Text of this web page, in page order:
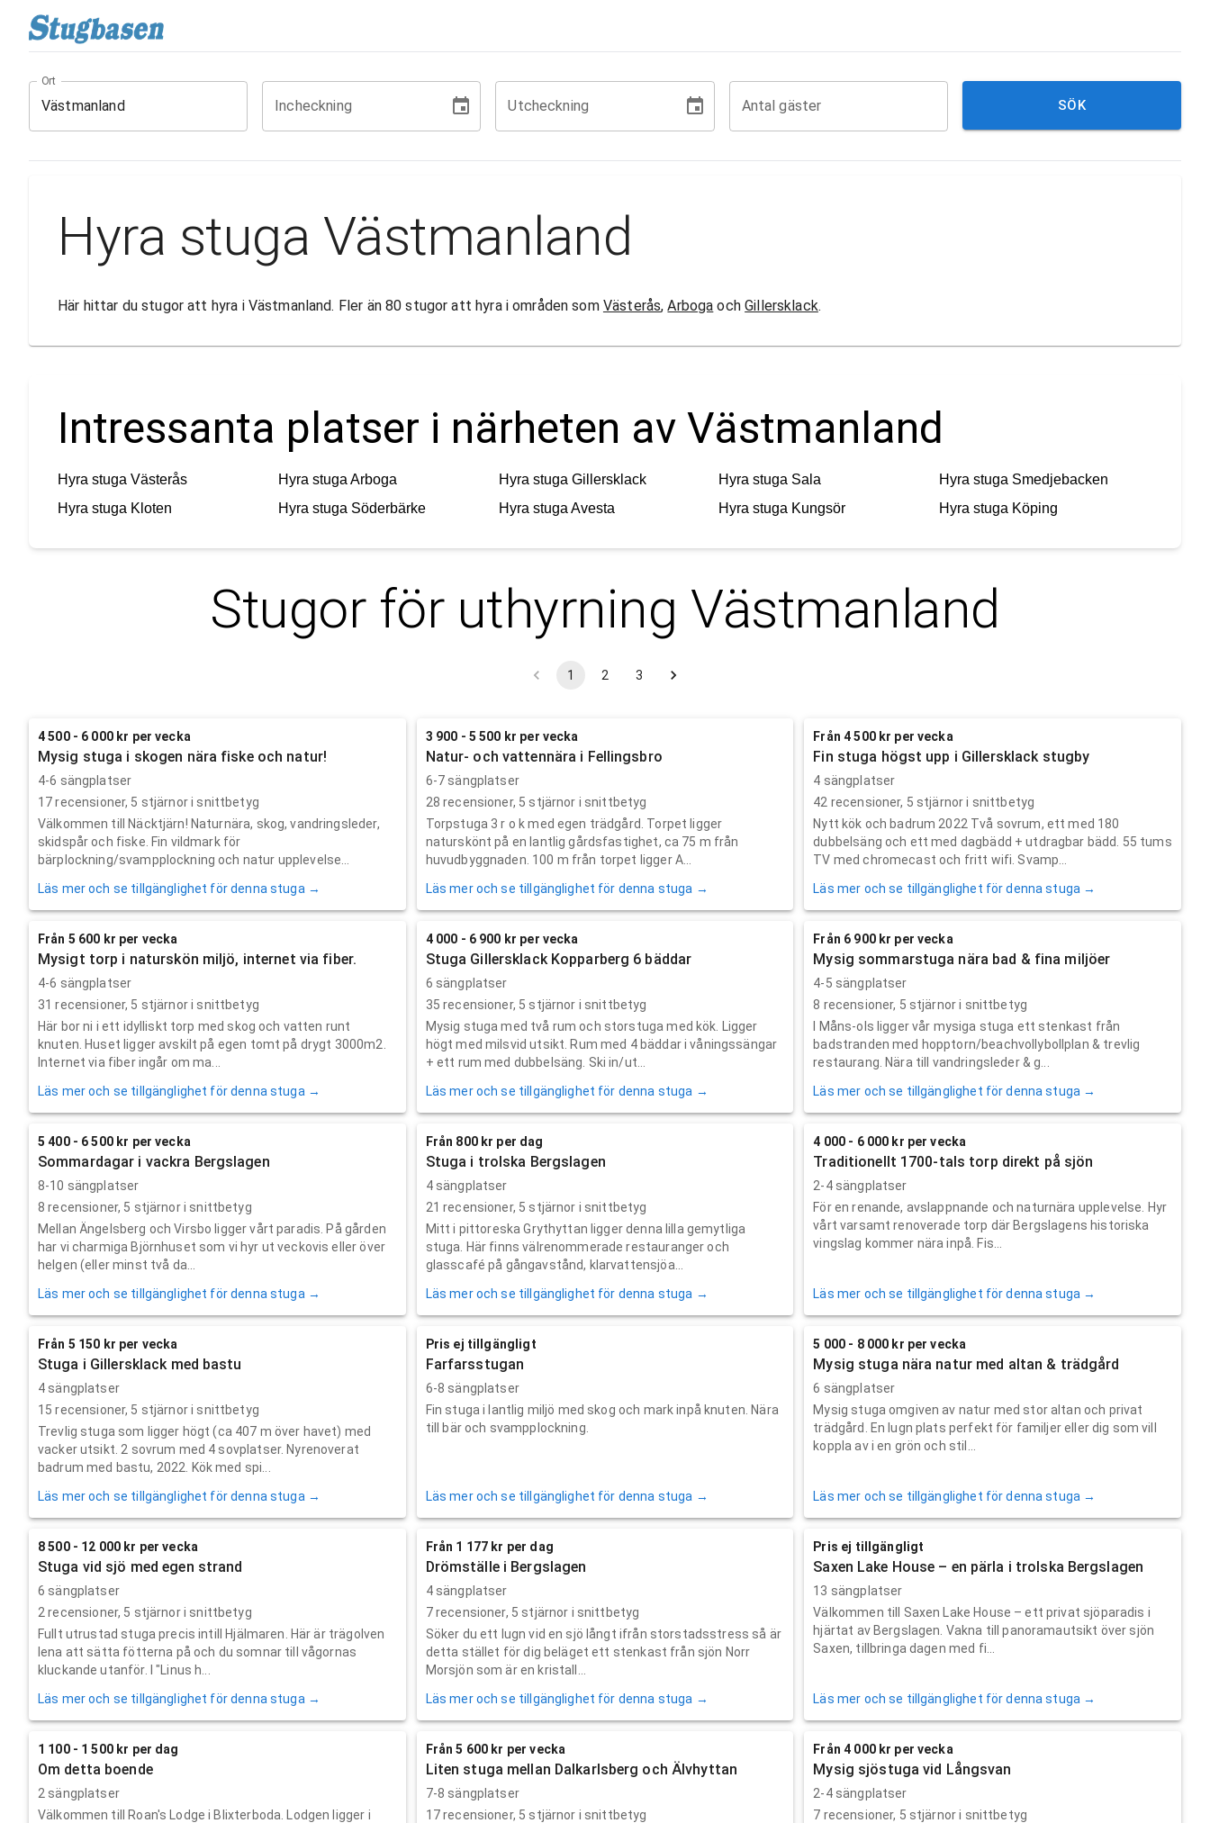
Ort
Incheckning Utcheckning Antal gäster SÖK
Hyra stuga Västmanland
Här hittar du stugor att hyra i Västmanland. Fler än 80 stugor att hyra i områden som Västerås,Arboga ochGillersklack.
Intressanta platser i närheten av Västmanland
Hyra stuga Västerås Hyra stuga Arboga Hyra stuga Gillersklack Hyra stuga Sala Hyra stuga Smedjebacken
Hyra stuga Kloten Hyra stuga Söderbärke Hyra stuga Avesta Hyra stuga Kungsör Hyra stuga Köping
Stugor för uthyrning Västmanland
1 2 3
4 500 - 6 000 kr per vecka
Mysig stuga i skogen nära fiske och natur!
4-6 sängplatser
17recensioner, 5 stjärnor i snittbetyg
Välkommen till Näcktjärn! Naturnära, skog, vandringsleder,
skidspår och fiske. Fin vildmark för
bärplockning/svampplockning och natur upplevelse...
Läs mer och se tillgänglighet för denna stuga →
3 900 - 5 500 kr per vecka
Natur- och vattennära i Fellingsbro
6-7 sängplatser
28 recensioner, 5 stjärnor i snittbetyg
Torpstuga 3 r o k med egen trädgård. Torpet ligger
naturskönt på en lantlig gårdsfastighet, ca 75 m från
huvudbyggnaden. 100 m från torpet ligger A...
Läs mer och se tillgänglighet för denna stuga →
Från 4 500 kr per vecka
Fin stuga högst upp i Gillersklack stugby
4 sängplatser
42 recensioner, 5 stjärnor i snittbetyg
Nytt kök och badrum 2022 Två sovrum, ett med 180
dubbelsäng och ett med dagbädd + utdragbar bädd. 55 tums
TV med chromecast och fritt wifi. Svamp...
Läs mer och se tillgänglighet för denna stuga →
Från 5 600 kr per vecka
Mysigt torp i naturskön miljö, internet via fiber.
4-6 sängplatser
31 recensioner, 5 stjärnor i snittbetyg
Här bor ni i ett idylliskt torp med skog och vatten runt
knuten. Huset ligger avskilt på egen tomt på drygt 3000m2.
Internet via fiber ingår om ma...
Läs mer och se tillgänglighet för denna stuga →
4 000 - 6 900 kr per vecka
Stuga Gillersklack Kopparberg 6 bäddar
6 sängplatser
35 recensioner, 5 stjärnor i snittbetyg
Mysig stuga med två rum och storstuga med kök. Ligger
högt med milsvid utsikt. Rum med 4 bäddar i våningssängar
+ ett rum med dubbelsäng. Ski in/ut...
Läs mer och se tillgänglighet för denna stuga →
Från 6 900 kr per vecka
Mysig sommarstuga nära bad & fina miljöer
4-5 sängplatser
8 recensioner, 5 stjärnor i snittbetyg
I Måns-ols ligger vår mysiga stuga ett stenkast från
badstranden med hopptorn/beachvollybollplan & trevlig
restaurang. Nära till vandringsleder & g...
Läs mer och se tillgänglighet för denna stuga →
5 400 - 6 500 kr per vecka
Sommardagar i vackra Bergslagen
8-10 sängplatser
8 recensioner, 5 stjärnor i snittbetyg
Mellan Ängelsberg och Virsbo ligger vårt paradis. På gården
har vi charmiga Björnhuset som vi hyr ut veckovis eller över
helgen (eller minst två da...
Läs mer och se tillgänglighet för denna stuga →
Från 800 kr per dag
Stuga i trolska Bergslagen
4 sängplatser
21 recensioner, 5 stjärnor i snittbetyg
Mitt i pittoreska Grythyttan ligger denna lilla gemytliga
stuga. Här finns välrenommerade restauranger och
glasscafé på gångavstånd, klarvattensjöa...
Läs mer och se tillgänglighet för denna stuga →
4 000 - 6 000 kr per vecka
Traditionellt 1700-tals torp direkt på sjön
2-4 sängplatser
För en renande, avslappnande och naturnära upplevelse. Hyr
vårt varsamt renoverade torp där Bergslagens historiska
vingslag kommer nära inpå. Fis...
Läs mer och se tillgänglighet för denna stuga →
Från 5 150 kr per vecka
Stuga i Gillersklack med bastu
4 sängplatser
15 recensioner, 5 stjärnor i snittbetyg
Trevlig stuga som ligger högt (ca 407 m över havet) med
vacker utsikt. 2 sovrum med 4 sovplatser. Nyrenoverat
badrum med bastu, 2022. Kök med spi...
Läs mer och se tillgänglighet för denna stuga →
Pris ej tillgängligt
Farfarsstugan
6-8 sängplatser
Fin stuga i lantlig miljö med skog och mark inpå knuten. Nära
till bär och svampplockning.
Läs mer och se tillgänglighet för denna stuga →
5 000 - 8 000 kr per vecka
Mysig stuga nära natur med altan & trädgård
6 sängplatser
Mysig stuga omgiven av natur med stor altan och privat
trädgård. En lugn plats perfekt för familjer eller dig som vill
koppla av i en grön och stil...
Läs mer och se tillgänglighet för denna stuga →
8 500 - 12 000 kr per vecka
Stuga vid sjö med egen strand
6 sängplatser
2 recensioner, 5 stjärnor i snittbetyg
Fullt utrustad stuga precis intill Hjälmaren. Här är trägolven
lena att sätta fötterna på och du somnar till vågornas
kluckande utanför. I "Linus h...
Läs mer och se tillgänglighet för denna stuga →
Från 1 177 kr per dag
Drömställe i Bergslagen
4 sängplatser
7recensioner, 5 stjärnor i snittbetyg
Söker du ett lugn vid en sjö långt ifrån storstadsstress så är
detta stället för dig beläget ett stenkast från sjön Norr
Morsjön som är en kristall...
Läs mer och se tillgänglighet för denna stuga →
Pris ej tillgängligt
Saxen Lake House – en pärla i trolska Bergslagen
13 sängplatser
Välkommen till Saxen Lake House – ett privat sjöparadis i
hjärtat av Bergslagen. Vakna till panoramautsikt över sjön
Saxen, tillbringa dagen med fi...
Läs mer och se tillgänglighet för denna stuga →
1 100 - 1 500 kr per dag
Om detta boende
2 sängplatser
Välkommen till Roan's Lodge i Blixterboda. Lodgen ligger i
Från 5 600 kr per vecka
Liten stuga mellan Dalkarlsberg och Älvhyttan
7-8 sängplatser
17recensioner, 5 stjärnor i snittbetyg
Från 4 000 kr per vecka
Mysig sjöstuga vid Långsvan
2-4 sängplatser
7 recensioner, 5 stjärnor i snittbetyg